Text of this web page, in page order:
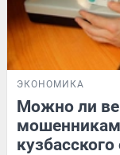
ЭКОНОМИКА
Можно ли
мошенникам